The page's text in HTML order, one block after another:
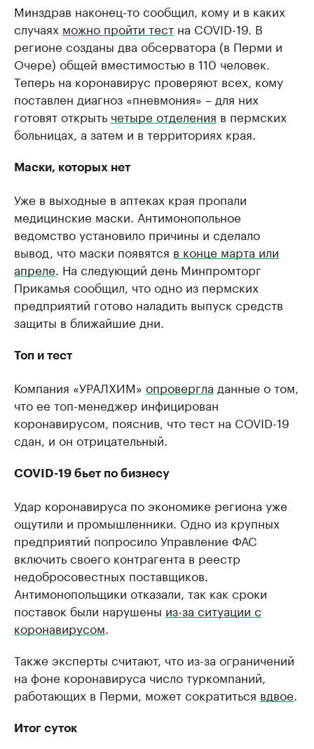
Минздрав наконец-то сообщил, кому и в каких
случаях можно пройти тест на COVID-19. В
регионе созданы два обсерватора (в Перми и
Очере) общей вместимостью в 110 человек.
Теперь на коронавирус проверяют всех, кому
поставлен диагноз «пневмония» – для них
готовят открыть четыре отделения в пермских
больницах, а затем и в территориях края.
Маски, которых нет
Уже в выходные в аптеках края пропали
медицинские маски. Антимонопольное
ведомство установило причины и сделало
вывод, что маски появятся в конце марта или
апреле . На следующий день Минпромторг
Прикамья сообщил, что одно из пермских
предприятий готово наладить выпуск средств
защиты в ближайшие дни.
Топ и тест
Компания «УРАЛХИМ» опровергла данные о том,
что ее топ-менеджер инфицирован
коронавирусом, пояснив, что тест на COVID-19
сдан, и он отрицательный.
COVID-19 бьет по бизнесу
Удар коронавируса по экономике региона уже
ощутили и промышленники. Одно из крупных
предприятий попросило Управление ФАС
включить своего контрагента в реестр
недобросовестных поставщиков.
Антимонопольщики отказали, так как сроки
поставок были нарушены из-за ситуации с
коронавирусом
Также эксперты считают, что из-за ограничений
на фоне коронавируса число туркомпаний,
работающих в Перми, может сократиться вдвое
Итог суток